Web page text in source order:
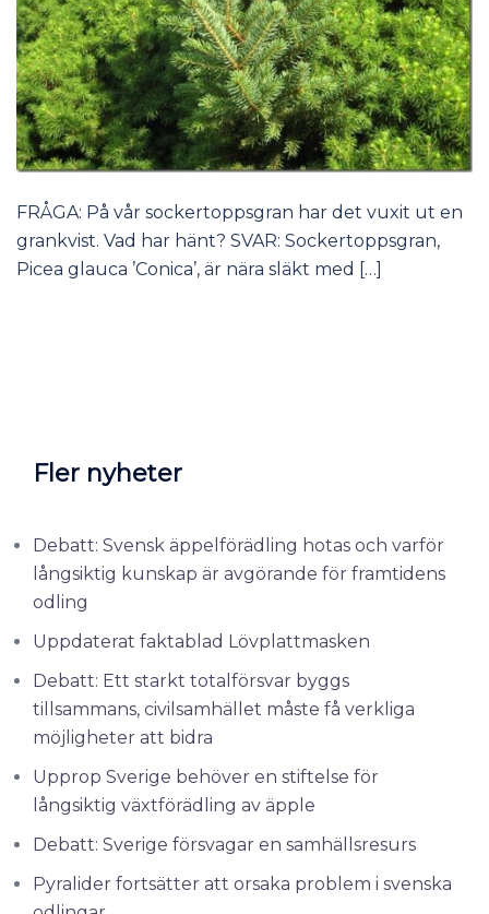
FRÅGA: På vår sockertoppsgran har det vuxit ut en
grankvist. Vad har hänt? SVAR: Sockertoppsgran,
Picea glauca ’Conica’, är nära släkt med […]
Fler nyheter
Debatt: Svensk äppelförädling hotas och varför
långsiktig kunskap är avgörande för framtidens
odling
Uppdaterat faktablad Lövplattmasken
Debatt: Ett starkt totalförsvar byggs
tillsammans, civilsamhället måste få verkliga
möjligheter att bidra
Upprop Sverige behöver en stiftelse för
långsiktig växtförädling av äpple
Debatt: Sverige försvagar en samhällsresurs
Pyralider fortsätter att orsaka problem i svenska